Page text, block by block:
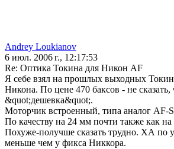
Andrey Loukianov
6 июл. 2006 г., 12:17:53
Re: Оптика Токина для Никон AF
Я себе взял на прошлых выходных
Никона. По цене 470 баксов - не сказать,
&quot;дешевка&quot;.
Моторчик встроенный, типа аналог AF-
По качеству на 24 мм почти также как
Похуже-получше сказать трудно. ХА по
меньше чем у фикса Никкора.